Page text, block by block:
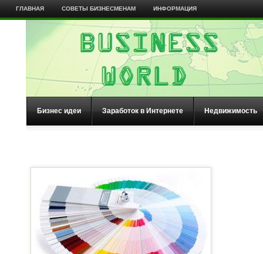
ГЛАВНАЯ СОВЕТЫ БИЗНЕСМЕНАМ ИНФОРМАЦИЯ
Бизнес идеи Заработок в Интернете Недвижимость